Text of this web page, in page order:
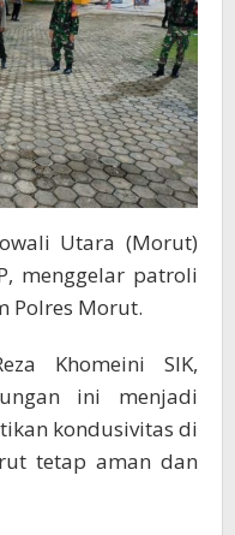
Utara (Morut)
menggelar patroli
Polres Morut.
Khomeini SIK,
ini menjadi
kondusivitas di
tetap aman dan